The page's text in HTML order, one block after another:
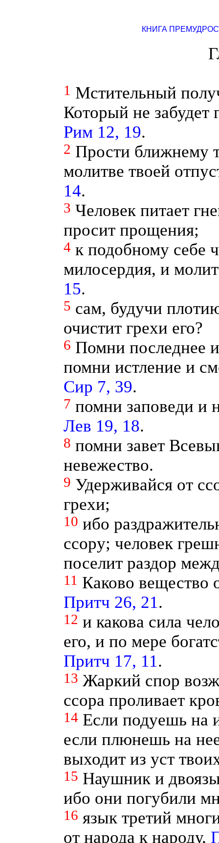
КНИГА
1 Мстительный
Который не забудет
Рим 12, 19.
2 Прости ближнему
молитве твоей
14.
3 Человек питает
просит прощения;
4 к подобному себе
милосердия, и
15.
5 сам, будучи
очистит грехи его?
6 Помни последнее
помни истление и
Сир 7, 39.
7 помни заповеди и
Лев 19, 18.
8 помни завет
невежество.
9 Удерживайся от
грехи;
10 ибо
ссору; человек
поселит раздор
11 Каково вещество
Притч 26, 21.
12 и какова сила
его, и по мере
Притч 17, 11.
13 Жаркий спор
ссора проливает
14 Если подуешь на
если плюнешь на
выходит из уст
15 Наушник и
ибо они погубили
16 язык третий
от народа к народу,